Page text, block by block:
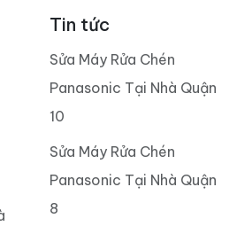
Tin tức
Sửa Máy Rửa Chén
Panasonic Tại Nhà Quận
10
Sửa Máy Rửa Chén
Panasonic Tại Nhà Quận
8